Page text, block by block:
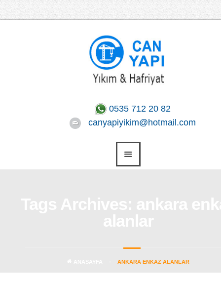
0535 712 20 82
canyapiyikim@hotmail.com
ANKARA ENKAZ ALANLAR